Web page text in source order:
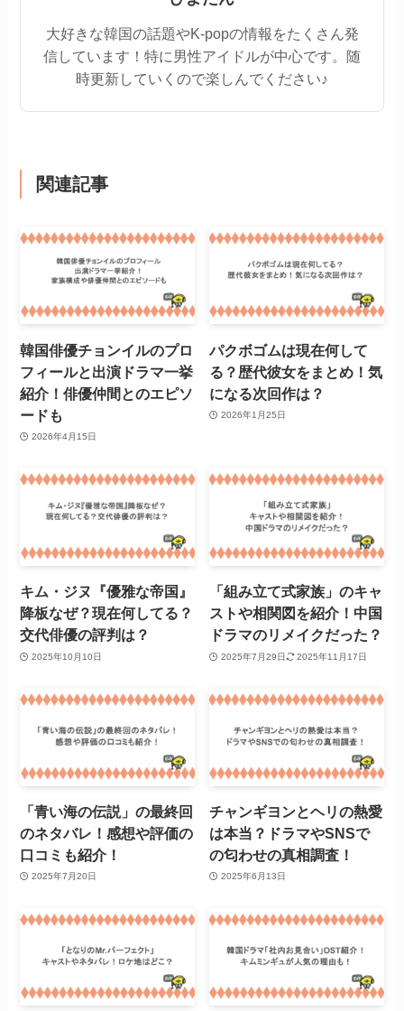
大好きな韓国の話題やK-popの情報をたくさん発
信しています！特に男性アイドルが中心です。随
時更新していくので楽しんでください♪
関連記事
韓国俳優チョンイルのプロ
フィールと出演ドラマ一挙
紹介！俳優仲間とのエピソ
ードも
2026年4月15日
パクボゴムは現在何して
る？歴代彼女をまとめ！気
になる次回作は？
2026年1月25日
キム・ジヌ『優雅な帝国』
降板なぜ？現在何してる？
交代俳優の評判は？
2025年10月10日
「組み立て式家族」のキャ
ストや相関図を紹介！中国
ドラマのリメイクだった？
2025年7月29日 2025年11月17日
「青い海の伝説」の最終回
のネタバレ！感想や評価の
口コミも紹介！
2025年7月20日
チャンギヨンとヘリの熱愛
は本当？ドラマやSNSで
の匂わせの真相調査！
2025年6月13日